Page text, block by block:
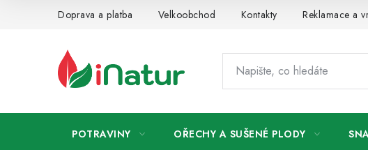
Doprava a platba Velkoobchod Kontakty Reklamace a
POTRAVINY OŘECHY A SUŠENÉ PLODY